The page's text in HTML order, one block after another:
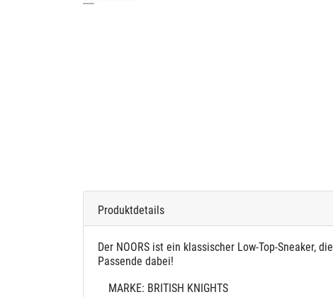
Produktdetails
Der NOORS ist ein klassischer Low-Top-Sneaker,
Passende dabei!
MARKE: BRITISH KNIGHTS